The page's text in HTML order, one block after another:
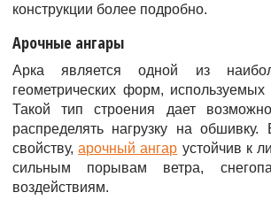
конструкции более подробно.
Арочные ангары
Арка является одной из
геометрических форм, используемых
Такой тип строения дает
распределять нагрузку на обшивку.
свойству,арочный ангар устойчив к
сильным порывам ветра,
воздействиям.